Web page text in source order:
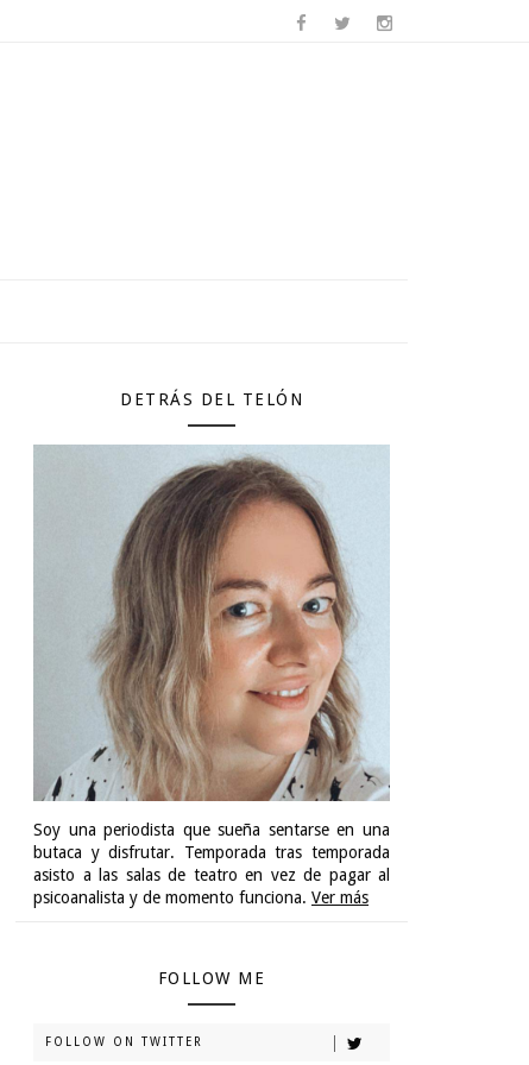
DETRÁS DEL TELÓN
Soy una periodista que sueña sentarse en una
butaca y disfrutar. Temporada tras temporada
asisto a las salas de teatro en vez de pagar al
psicoanalista y de momento funciona. Ver más
FOLLOW ME
FOLLOW ON TWITTER